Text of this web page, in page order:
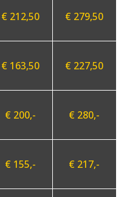
€ 212,50 € 279,50
€ 163,50 € 227,50
€ 200,- € 280,-
€ 155,- € 217,-